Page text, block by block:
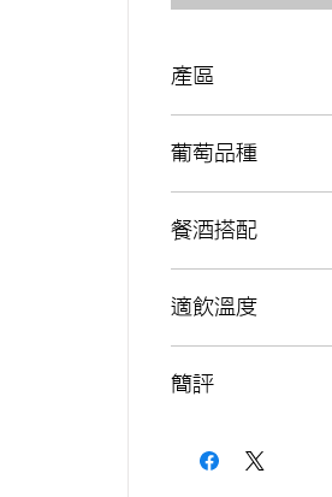
產區
Ribera Baja, Spain
葡萄品種
25%
餐酒搭配
奶芝士。
適飲溫度
簡評
酒液帶有特別的琥